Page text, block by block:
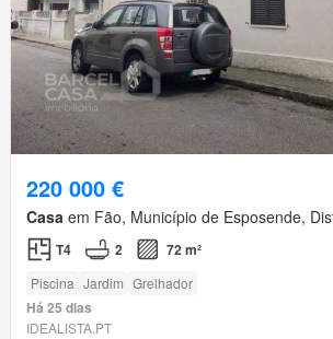
220 000 €
Casa em Fão, Município de Esposende,
T4 2 72 m²
Piscina Jardim Grelhador
Há 25 dias
IDEALISTA.PT